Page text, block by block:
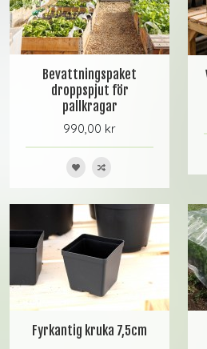
Bevattningspaket
droppspjut för
pallkragar
990,00 kr
Fyrkantig kruka 7,5cm